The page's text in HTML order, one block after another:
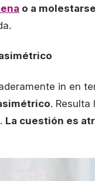
o a
in en
.
La cuestión es